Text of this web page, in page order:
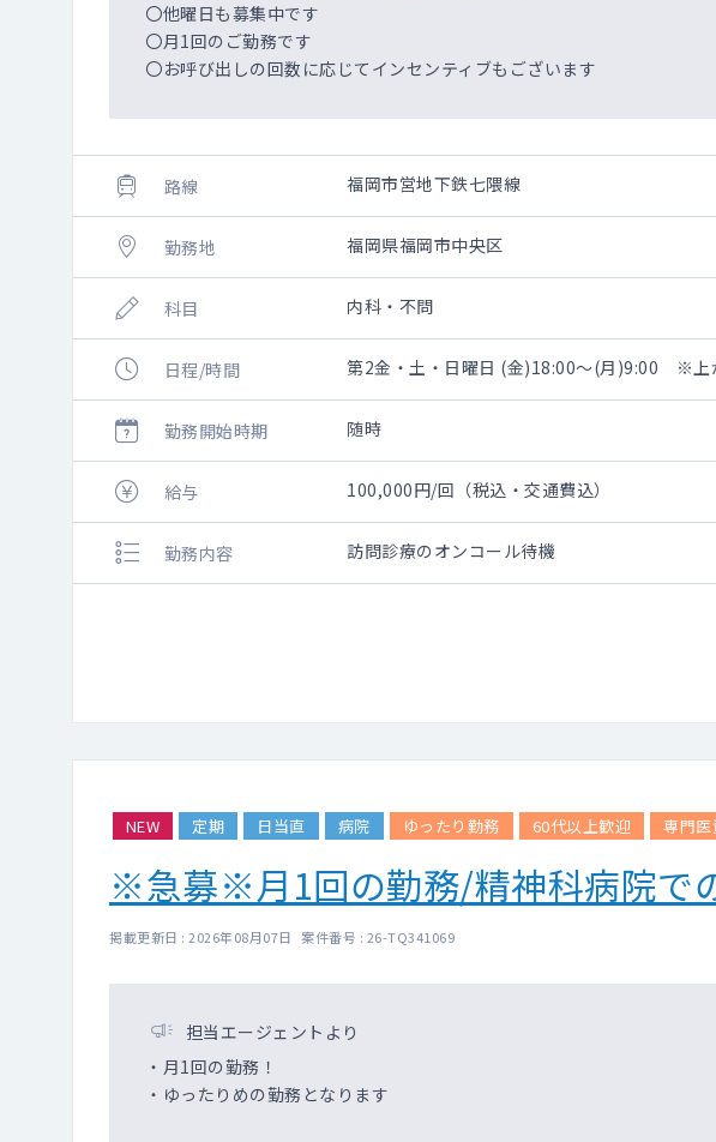
〇他曜日も募集中です
〇月1回のご勤務です
〇お呼び出しの回数に応じてインセンティブもございます
路線 福岡市営地下鉄七隈線
勤務地 福岡県福岡市中央区
科目 内科・不問
日程/時間 第2金・土・日曜日 (金)18:00～(月)9:00 ※上
勤務開始時期 随時
給与 100,000円/回（税込・交通費込）
勤務内容 訪問診療のオンコール待機
NEW 定期 日当直 病院 ゆったり勤務 60代以上歓迎 専門医
※急募※月1回の勤務/精神科病院で
掲載更新日 : 2026年08月07日 案件番号 : 26-TQ341069
担当エージェントより
・月1回の勤務！
・ゆったりめの勤務となります